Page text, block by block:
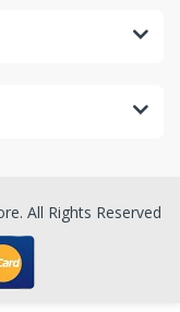
All Rights Reserved